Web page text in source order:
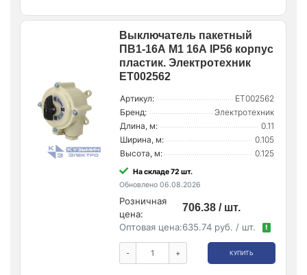
Выключатель пакетный
ПВ1-16А М1 16А IP56 корпус
пластик. Электротехник
ET002562
Артикул:
ET002562
Бренд:
Электротехник
Длина, м:
0.11
Ширина, м:
0.105
Высота, м:
0.125
На складе 72 шт.
Обновлено 06.08.2026
Розничная
цена:
706.38 / шт.
Оптовая цена:635.74 руб. / шт. !
- + КУПИТЬ